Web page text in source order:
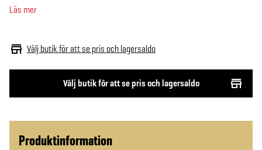
Välj butik för att se pris och lagersaldo
Välj butik för att se pris och lagersaldo
Läs mer
Produktinformation